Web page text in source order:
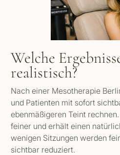
Welche
realistisch?
Nach einer Mesotherapie
und Patienten mit sofort
ebenmäßigeren Teint
feiner und erhält einen
wenigen Sitzungen werden
sichtbar reduziert.